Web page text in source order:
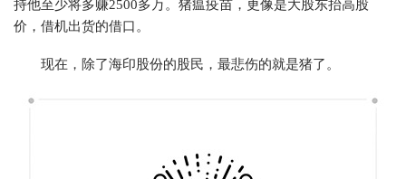
持他至少将多赚2500多万。猪瘟疫苗，更像是大股东抬高股
价，借机出货的借口。
现在，除了海印股份的股民，最悲伤的就是猪了。